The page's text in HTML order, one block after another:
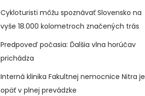
Cykloturisti môžu spoznávať Slovensko na
vyše 18.000 kolometroch značených trás
Predpoveď počasia: Ďalšia vlna horúčav
prichádza
Interná klinika Fakultnej nemocnice Nitra je
opäť v plnej prevádzke